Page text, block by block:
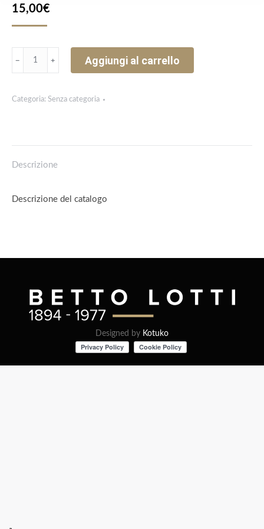
15,00€
Catalogo
quantità
﹣ ﹢ Aggiungi al carrello
Categoria: Senza categoria
Descrizione
Descrizione del catalogo
Designed by Kotuko